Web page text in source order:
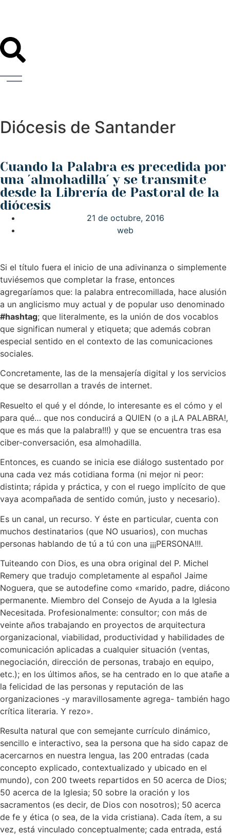
Diócesis de Santander
Cuando la Palabra es precedida por
una ´almohadilla´ y se transmite
desde la Librería de Pastoral de la
diócesis
21 de octubre, 2016
web
Si el título fuera el inicio de una adivinanza o simplemente
tuviésemos que completar la frase, entonces
agregaríamos que: la palabra entrecomillada, hace alusión
a un anglicismo muy actual y de popular uso denominado
#hashtag; que literalmente, es la unión de dos vocablos
que significan numeral y etiqueta; que además cobran
especial sentido en el contexto de las comunicaciones
sociales.
Concretamente, las de la mensajería digital y los servicios
que se desarrollan a través de internet.
Resuelto el qué y el dónde, lo interesante es el cómo y el
para qué… que nos conducirá a QUIEN (o a ¡LA PALABRA!,
que es más que la palabra!!!) y que se encuentra tras esa
ciber-conversación, esa almohadilla.
Entonces, es cuando se inicia ese diálogo sustentado por
una cada vez más cotidiana forma (ni mejor ni peor:
distinta; rápida y práctica, y con el ruego implícito de que
vaya acompañada de sentido común, justo y necesario).
Es un canal, un recurso. Y éste en particular, cuenta con
muchos destinatarios (que NO usuarios), con muchas
personas hablando de tú a tú con una ¡¡¡PERSONA!!!.
Tuiteando con Dios, es una obra original del P. Michel
Remery que tradujo completamente al español Jaime
Noguera, que se autodefine como «marido, padre, diácono
permanente. Miembro del Consejo de Ayuda a la Iglesia
Necesitada. Profesionalmente: consultor; con más de
veinte años trabajando en proyectos de arquitectura
organizacional, viabilidad, productividad y habilidades de
comunicación aplicadas a cualquier situación (ventas,
negociación, dirección de personas, trabajo en equipo,
etc.); en los últimos años, se ha centrado en lo que atañe a
la felicidad de las personas y reputación de las
organizaciones -y maravillosamente agrega- también hago
crítica literaria. Y rezo».
Resulta natural que con semejante currículo dinámico,
sencillo e interactivo, sea la persona que ha sido capaz de
acercarnos en nuestra lengua, las 200 entradas (cada
concepto explicado, contextualizado y ubicado en el
mundo), con 200 tweets repartidos en 50 acerca de Dios;
50 acerca de la Iglesia; 50 sobre la oración y los
sacramentos (es decir, de Dios con nosotros); 50 acerca
de fe y ética (o sea, de la vida cristiana). Cada ítem, a su
vez, está vinculado conceptualmente; cada entrada, está